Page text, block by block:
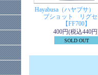
Hayabusa（ハヤブサ
プショット リグセ
【FF700】
400円(税込440
SOLD OUT